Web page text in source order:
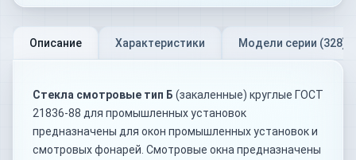
Описание Характеристики Модели серии (328)
Стекла смотровые тип Б (закаленные) круглые ГОСТ
21836-88 для промышленных установок
предназначены для окон промышленных установок и
смотровых фонарей. Смотровые окна предназначены